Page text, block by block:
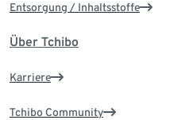
Entsorgung / Inhaltsstoffe
Über Tchibo
Karriere
Tchibo Community